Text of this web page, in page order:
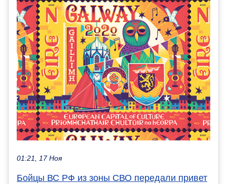
01:21, 17 Ноя
Бойцы ВС РФ из зоны СВО передали привет